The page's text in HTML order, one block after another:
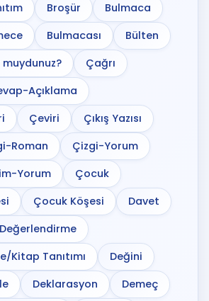
Broşür
Bulmaca
Bulmacası
Bülten
muydunuz?
Çağrı
Açıklama
Çeviri
Çıkış Yazısı
Roman
Çizgi-Yorum
Yorum
Çocuk
Çocuk Köşesi
Davet
Değerlendirme
Kitap Tanıtımı
Değini
Deklarasyon
Demeç